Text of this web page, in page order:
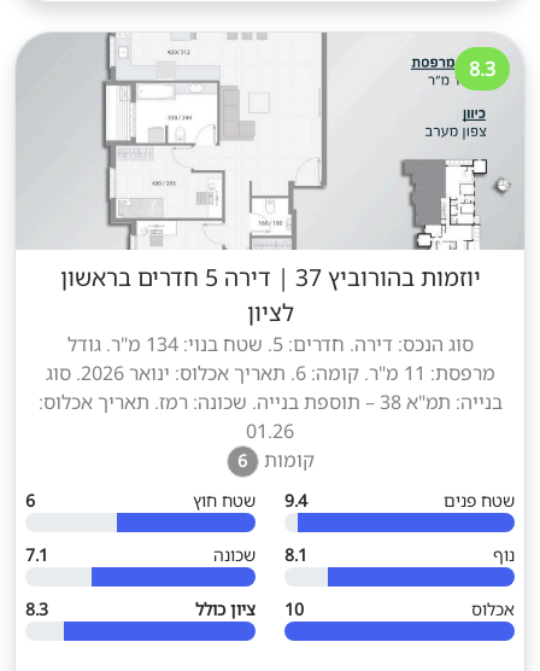
8.3
יוזמות בהורוביץ 37 |
דירה 5 חדרים בראשון
לציון
סוג הנכס: דירה. חדרים: 5. שטח בנוי: 134 מ"ר. גודל
מרפסת: 11 מ"ר. קומה: 6. תאריך אכלוס: ינואר 2026. סוג
בנייה: תמ"א 38 – תוספת בנייה. שכונה: רמז. תאריך אכלוס:
01.26
קומות
6
שטח פנים
9.4 שטח חוץ 6
נוף 8.1 שכונה 7.1
אכלוס 10 ציון כולל 8.3